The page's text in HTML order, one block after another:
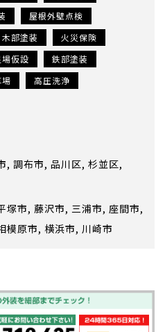
屋根外壁点検
木部塗装
火災保険
場仮設
鉄部塗装
高圧洗浄
調布市 品川区 杉並区
塚市 藤沢市 三浦市 座間市
模原市 横浜市 川崎市